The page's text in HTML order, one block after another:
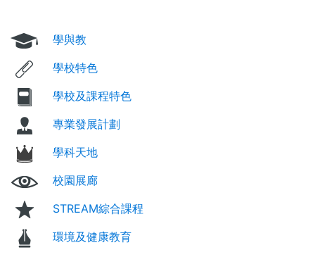
學與教
學校特色
學校及課程特色
專業發展計劃
學科天地
校園展廊
STREAM綜合課程
環境及健康教育